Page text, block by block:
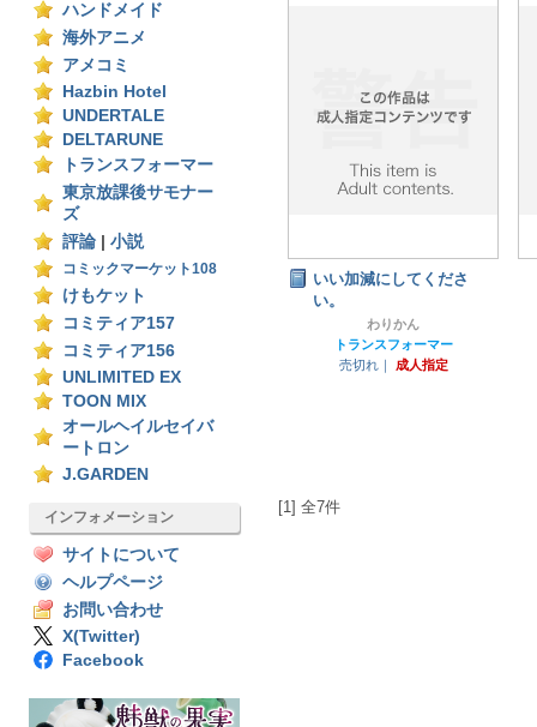
ハンドメイド
海外アニメ
アメコミ
Hazbin Hotel
UNDERTALE
DELTARUNE
トランスフォーマー
東京放課後サモナー
ズ
評論
小説
コミックマーケット108
けもケット
コミティア157
コミティア156
UNLIMITED EX
TOON MIX
オールヘイルセイバ
ートロン
J.GARDEN
インフォメーション
サイトについて
ヘルプページ
お問い合わせ
X(Twitter)
Facebook
いい加減にしてくださ
い。
わりかん
トランスフォーマー
売切れ｜
成人指定
[1] 全7件